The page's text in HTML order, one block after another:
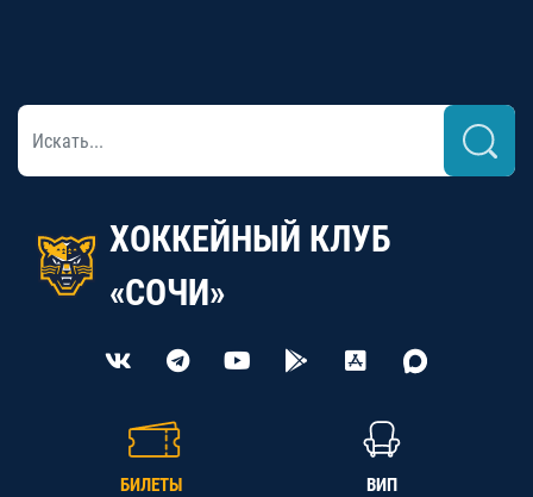
ХОККЕЙНЫЙ КЛУБ
«СОЧИ»
БИЛЕТЫ ВИП